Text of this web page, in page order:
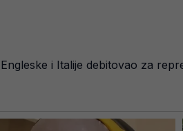
i Italije debitovao za